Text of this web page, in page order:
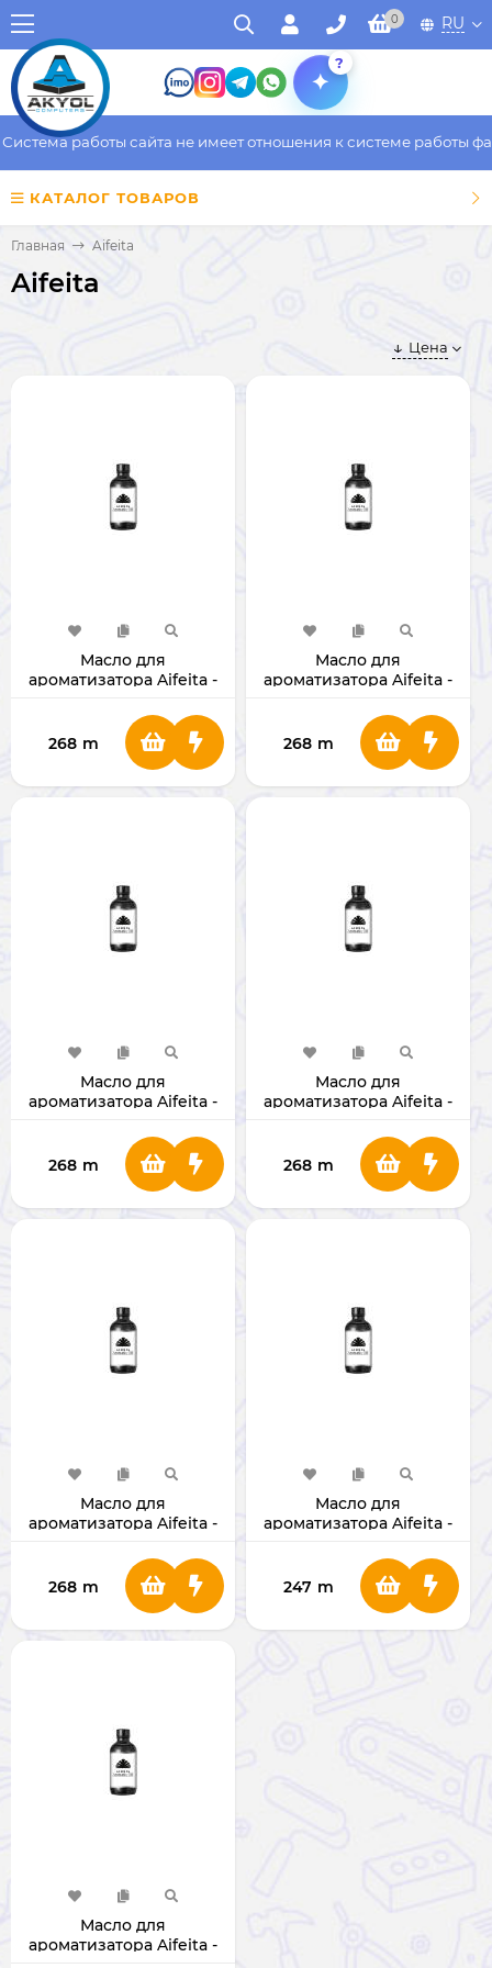
0 RU
?
работы сайта не имеет отношения к системе работы
КАТАЛОГ ТОВАРОВ
Главная Aifeita
Aifeita
Цена
Масло для
ароматизатора Aifeita -
268 m
Масло для
ароматизатора Aifeita -
268 m
Масло для
ароматизатора Aifeita -
268 m
Масло для
ароматизатора Aifeita -
268 m
Масло для
ароматизатора Aifeita -
268 m
Масло для
ароматизатора Aifeita -
247 m
Масло для
ароматизатора Aifeita -